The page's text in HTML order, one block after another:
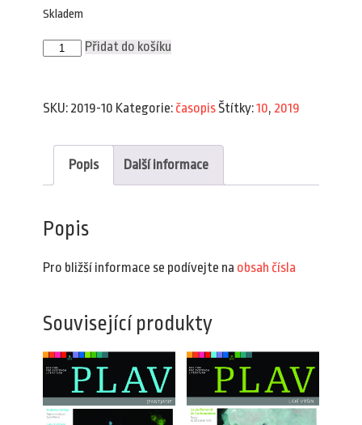
Skladem
Plav
10/2019
Přidat do košíku
SKU: 2019-10 Kategorie: časopisŠtítky:10, 2019
Popis Další informace
Popis
Pro bližší informace se podívejte na obsah čísla
Související produkty